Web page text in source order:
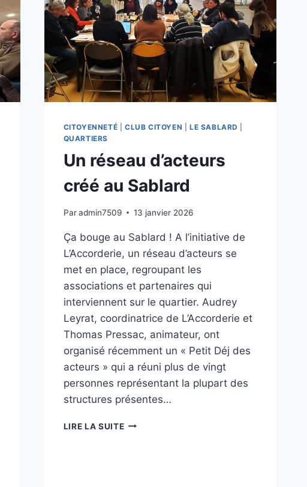
CITOYENNETÉ CLUB CITOYEN LE SABLARD
QUARTIERS
Un réseau d’acteurs
créé au Sablard
Par admin7509 13 janvier 2026
Ça bouge au Sablard ! A l’initiative de
L’Accorderie, un réseau d’acteurs se
met en place, regroupant les
associations et partenaires qui
interviennent sur le quartier. Audrey
Leyrat, coordinatrice de L’Accorderie et
Thomas Pressac, animateur, ont
organisé récemment un « Petit Déj des
acteurs » qui a réuni plus de vingt
personnes représentant la plupart des
structures présentes…
LIRE LA SUITEUN